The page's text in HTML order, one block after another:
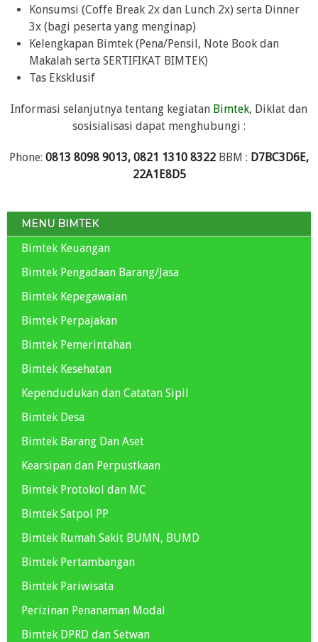
Konsumsi (Coffe Break 2x dan Lunch 2x) serta Dinner
3x (bagi peserta yang menginap)
Kelengkapan Bimtek (Pena/Pensil, Note Book dan
Makalah serta SERTIFIKAT BIMTEK)
Tas Eksklusif
Informasi selanjutnya tentang kegiatan Bimtek, Diklat dan
sosisialisasi dapat menghubungi :
Phone: 0813 8098 9013, 0821 1310 8322 BBM : D7BC3D6E,
22A1E8D5
MENU BIMTEK
Bimtek Keuangan
Bimtek Pengadaan Barang/Jasa
Bimtek Kepegawaian
Bimtek Perpajakan
Bimtek Pemerintahan
Bimtek Kesehatan
Kependudukan dan Catatan Sipil
Bimtek Desa
Bimtek Barang Dan Aset
Kearsipan dan Perpustkaan
Bimtek Protokol dan MC
Bimtek Satpol PP
Bimtek Rumah Sakit BUMN, BUMD
Bimtek Pertambangan
Bimtek Pariwisata
Perizinan Penanaman Modal
Bimtek DPRD dan Setwan